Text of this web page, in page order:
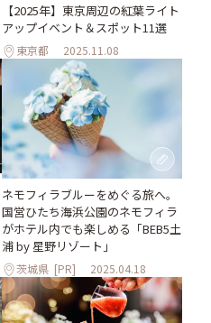
【2025年】東京周辺の紅葉ライト
アップイベント＆スポット11選
東京都 2025.11.08
ネモフィラブルーをめぐる旅へ。
国営ひたち海浜公園のネモフィラ
がホテル内でも楽しめる「BEB5土
浦 by 星野リゾート」
茨城県 [PR] 2025.04.18